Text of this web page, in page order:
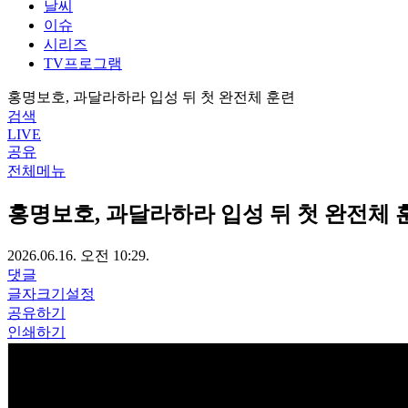
날씨
이슈
시리즈
TV프로그램
홍명보호, 과달라하라 입성 뒤 첫 완전체 훈련
검색
LIVE
공유
전체메뉴
홍명보호, 과달라하라 입성 뒤 첫 완전체
2026.06.16. 오전 10:29.
댓글
글자크기설정
공유하기
인쇄하기